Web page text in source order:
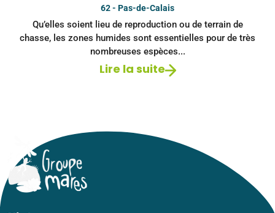
62 - Pas-de-Calais
Qu’elles soient lieu de reproduction ou de terrain de
chasse, les zones humides sont essentielles pour de très
nombreuses espèces...
Lire la suite